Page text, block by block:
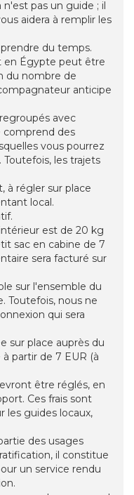
pas un guide ; il
aidera à remplir les
du temps.
en Égypte peut être
du nombre de
anticipe
avec
comprend des
vous pourrez
les trajets
à régler sur place
local.
est de 20 kg
sac en cabine de 7
sera facturé sur
sur l'ensemble du
Toutefois, nous ne
qui sera
sur place auprès du
partir de 7 EUR (à
être réglés, en
Ces frais sont
les guides locaux,
des usages
il constitue
un service rendu